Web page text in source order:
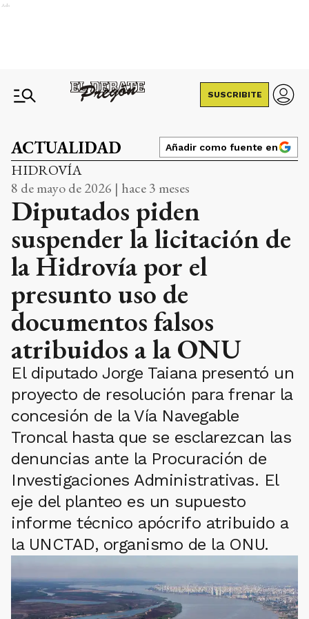
Ads
SUSCRIBITE
ACTUALIDAD Añadir como fuente en
HIDROVÍA
8 de mayo de 2026 | hace 3 meses
Diputados piden
suspender la licitación de
la Hidrovía por el
presunto uso de
documentos falsos
atribuidos a la ONU
El diputado Jorge Taiana presentó un
proyecto de resolución para frenar la
concesión de la Vía Navegable
Troncal hasta que se esclarezcan las
denuncias ante la Procuración de
Investigaciones Administrativas. El
eje del planteo es un supuesto
informe técnico apócrifo atribuido a
la UNCTAD, organismo de la ONU.